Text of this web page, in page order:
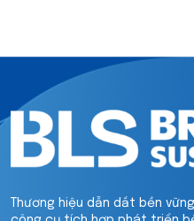
Thương hiệu dẫn dắt bền